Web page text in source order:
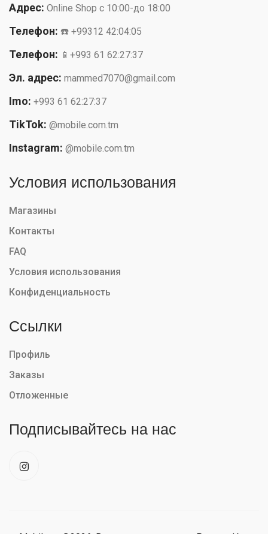
Адрес: Online Shop с 10:00-до 18:00
Телефон: ☎️ +99312 42:04:05
Телефон: 📱+993 61 62:27:37
Эл. адрес: mammed7070@gmail.com
Imo: +993 61 62:27:37
TikTok: @mobile.com.tm
Instagram: @mobile.com.tm
Условия использования
Магазины
Контакты
FAQ
Условия использования
Конфиденциальность
Ссылки
Профиль
Заказы
Отложенные
Подписывайтесь на нас